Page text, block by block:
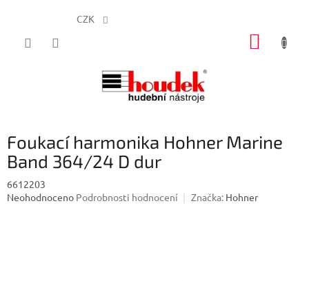
CZK
Foukací harmonika Hohner Marine
Band 364/24 D dur
6612203
Průměrné
Neohodnoceno Podrobnosti hodnocení Značka: Hohner